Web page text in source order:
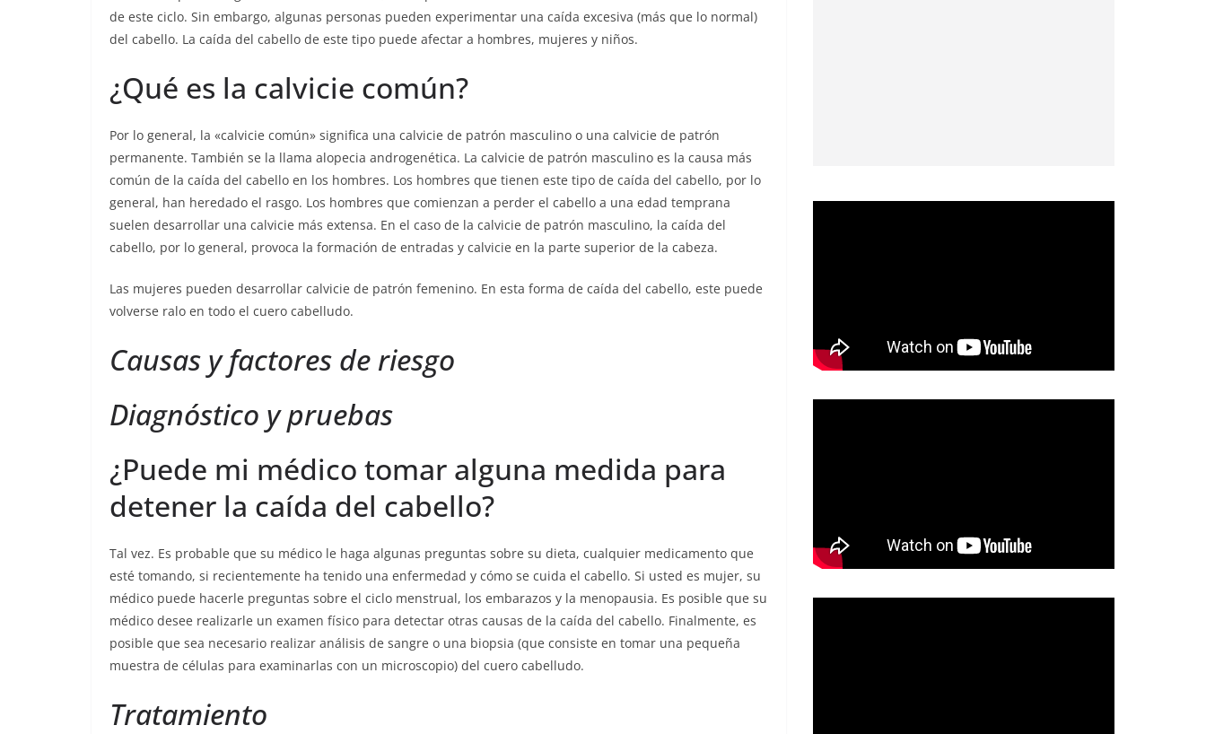
de este ciclo. Sin embargo, algunas personas pueden experimentar una caída excesiva (más que lo normal)
del cabello. La caída del cabello de este tipo puede afectar a hombres, mujeres y niños.
¿Qué es la calvicie común?
Por lo general, la «calvicie común» significa una calvicie de patrón masculino o una calvicie de patrón
permanente. También se la llama alopecia androgenética. La calvicie de patrón masculino es la causa más
común de la caída del cabello en los hombres. Los hombres que tienen este tipo de caída del cabello, por lo
general, han heredado el rasgo. Los hombres que comienzan a perder el cabello a una edad temprana
suelen desarrollar una calvicie más extensa. En el caso de la calvicie de patrón masculino, la caída del
cabello, por lo general, provoca la formación de entradas y calvicie en la parte superior de la cabeza.
Las mujeres pueden desarrollar calvicie de patrón femenino. En esta forma de caída del cabello, este puede
volverse ralo en todo el cuero cabelludo.
Causas y factores de riesgo
Diagnóstico y pruebas
¿Puede mi médico tomar alguna medida para
detener la caída del cabello?
Tal vez. Es probable que su médico le haga algunas preguntas sobre su dieta, cualquier medicamento que
esté tomando, si recientemente ha tenido una enfermedad y cómo se cuida el cabello. Si usted es mujer, su
médico puede hacerle preguntas sobre el ciclo menstrual, los embarazos y la menopausia. Es posible que su
médico desee realizarle un examen físico para detectar otras causas de la caída del cabello. Finalmente, es
posible que sea necesario realizar análisis de sangre o una biopsia (que consiste en tomar una pequeña
muestra de células para examinarlas con un microscopio) del cuero cabelludo.
Tratamiento